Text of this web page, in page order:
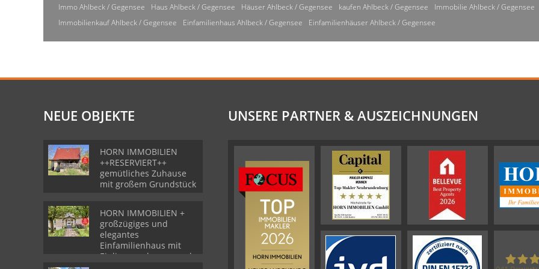
Immo Ahlbeck / Gegensee Haus Ahlbeck / Gegensee Häuser Ahlbeck / Gegensee kaufen Ahlbeck / Gegensee
Immobilie Ahlbeck / Gegensee
Immobilienkauf Ahlbeck / Gegensee
Einfamilienhaus Ahlbeck / Gegensee Einfamilienhäuser Ahlbeck / Gegensee
NEUE OBJEKTE
HORN IMMOBILIEN
++RESERVIERT++
gemütliches Zuhause
mit großem Grundstück
HORN IMMOBILIEN +
großzügiges und
elegantes
Einfamilienhaus mit
Einliegerwohnung und
UNSERE PARTNER & AUSZEICHNUNGEN